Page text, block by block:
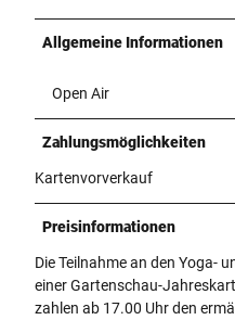
Allgemeine Informationen
Open Air
Zahlungsmöglichkeiten
Kartenvorverkauf
Preisinformationen
Die Teilnahme an den Yoga-
einer Gartenschau-
zahlen ab 17.00 Uhr den